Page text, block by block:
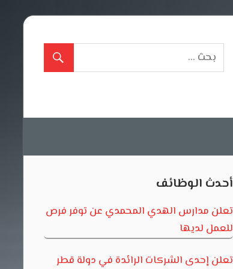
أحدث الوظائف
تعلن مدارس الهدي المحمدي عن توفر فرص
للعمل لديها
تعلن إحدى الشركات الرائدة في دولة قطر